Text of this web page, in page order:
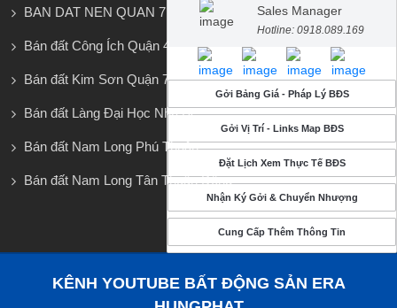
Sales Manager
Hotline: 0918.089.169
Gởi Bảng Giá - Pháp Lý BĐS
Gởi Vị Trí - Links Map BĐS
Đặt Lịch Xem Thực Tế BĐS
Nhận Ký Gởi & Chuyển Nhượng
Cung Cấp Thêm Thông Tin
BAN DAT NEN QUAN 7
Bán đất Công Ích Quận 4
Bán đất Kim Sơn Quận 7
Bán đất Làng Đại Học Nhà Bè
Bán đất Nam Long Phú Thuận
Bán đất Nam Long Tân Thuận Đông
KÊNH YOUTUBE BẤT ĐỘNG SẢN ERA